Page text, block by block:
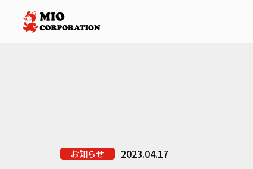
お知らせ 2023.04.17